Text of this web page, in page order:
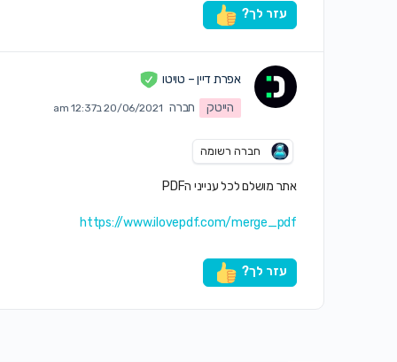
עזר לך?
אפרת דיין – טויטו
הייטק
חברה 20/06/2021 ב12:37 am
חברה רשומה
אתר מושלם לכל ענייני הPDF
https://www.ilovepdf.com/merge_pdf
עזר לך?